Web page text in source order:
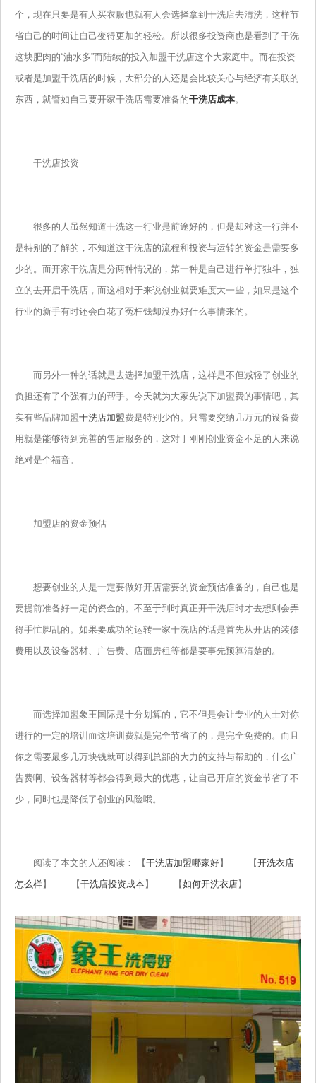
个，现在只要是有人买衣服也就有人会选择拿到干洗店去清洗，这样节
省自己的时间让自己变得更加的轻松。所以很多投资商也是看到了干洗
这块肥肉的“油水多”而陆续的投入加盟干洗店这个大家庭中。而在投资
或者是加盟干洗店的时候，大部分的人还是会比较关心与经济有关联的
东西，就譬如自己要开家干洗店需要准备的干洗店成本。
干洗店投资
很多的人虽然知道干洗这一行业是前途好的，但是却对这一行并不
是特别的了解的，不知道这干洗店的流程和投资与运转的资金是需要多
少的。而开家干洗店是分两种情况的，第一种是自己进行单打独斗，独
立的去开启干洗店，而这相对于来说创业就要难度大一些，如果是这个
行业的新手有时还会白花了冤枉钱却没办好什么事情来的。
而另外一种的话就是去选择加盟干洗店，这样是不但减轻了创业的
负担还有了个强有力的帮手。今天就为大家先说下加盟费的事情吧，其
实有些品牌加盟干洗店加盟费是特别少的。只需要交纳几万元的设备费
用就是能够得到完善的售后服务的，这对于刚刚创业资金不足的人来说
绝对是个福音。
加盟店的资金预估
想要创业的人是一定要做好开店需要的资金预估准备的，自己也是
要提前准备好一定的资金的。不至于到时真正开干洗店时才去想则会弄
得手忙脚乱的。如果要成功的运转一家干洗店的话是首先从开店的装修
费用以及设备器材、广告费、店面房租等都是要事先预算清楚的。
而选择加盟象王国际是十分划算的，它不但是会让专业的人士对你
进行的一定的培训而这培训费就是完全节省了的，是完全免费的。而且
你之需要最多几万块钱就可以得到总部的大力的支持与帮助的，什么广
告费啊、设备器材等都会得到最大的优惠，让自己开店的资金节省了不
少，同时也是降低了创业的风险哦。
阅读了本文的人还阅读： 【干洗店加盟哪家好】 【开洗衣店
怎么样】 【干洗店投资成本】 【如何开洗衣店】